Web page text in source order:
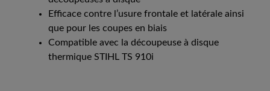
Efficace contre l’usure frontale et latérale ainsi
que pour les coupes en biais
Compatible avec la découpeuse à disque
thermique STIHL TS 910i